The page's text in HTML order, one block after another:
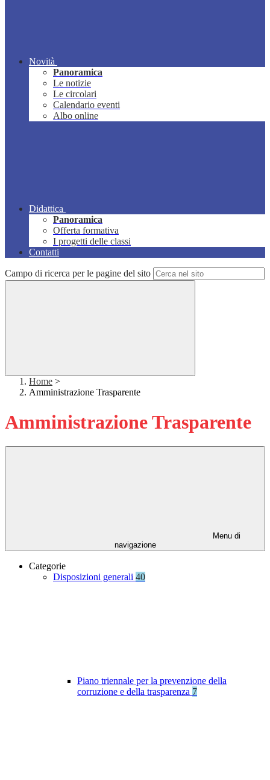
Novità
Panoramica
Le notizie
Le circolari
Calendario eventi
Albo online
Didattica
Panoramica
Offerta formativa
I progetti delle classi
Contatti
Campo di ricerca per le pagine del sito
Home >
Amministrazione Trasparente
Amministrazione Trasparente
Menu di
navigazione
Categorie
Disposizioni generali 40
Piano triennale per la prevenzione della
corruzione e della trasparenza 7